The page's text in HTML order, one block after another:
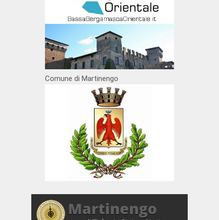
Comune di Martinengo
Martinengo